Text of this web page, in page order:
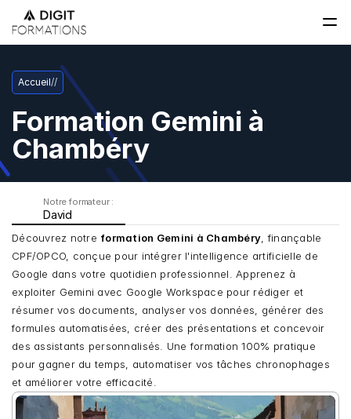
Notre formateur :
David
Découvrez notre formation Gemini à Chambéry , finançable
CPF/OPCO, conçue pour intégrer l'intelligence artificielle de
Google dans votre quotidien professionnel. Apprenez à
exploiter Gemini avec Google Workspace pour rédiger et
résumer vos documents, analyser vos données, générer des
formules automatisées, créer des présentations et concevoir
des assistants personnalisés. Une formation 100% pratique
pour gagner du temps, automatiser vos tâches chronophages
et améliorer votre efficacité.
Accueil//
Formation Gemini à
Chambéry